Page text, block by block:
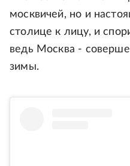
москвичей, но и
столице к лицу, и
ведь Москва -
зимы.